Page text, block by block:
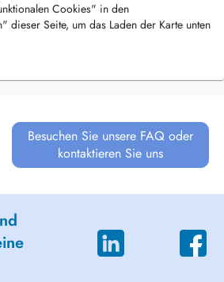
Cookies" in den
dieser Seite, um das Laden der Karte unten
Besuchen Sie unsere FAQ oder
kontaktieren Sie uns